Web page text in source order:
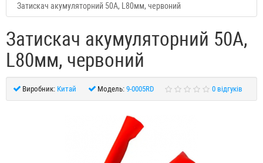
Затискач акумуляторний 50А, L80мм, червоний
Затискач акумуляторний 50А,
L80мм, червоний
Виробник: Китай Модель: 9-0005RD 0 відгуків